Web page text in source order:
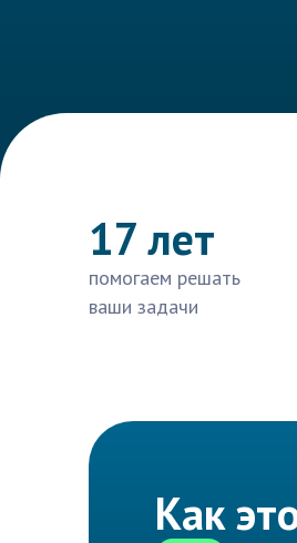
17 лет
помогаем решать
ваши задачи
Как